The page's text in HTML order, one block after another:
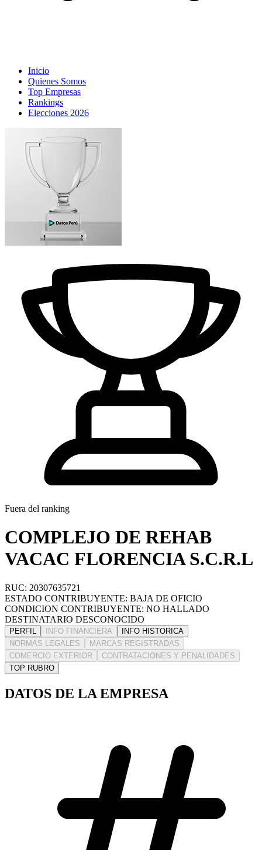
Inicio
Quienes Somos
Top Empresas
Rankings
Elecciones 2026
Fuera del ranking
COMPLEJO DE REHAB
VACAC FLORENCIA S.C.R.L
RUC: 20307635721
ESTADO CONTRIBUYENTE: BAJA DE OFICIO
CONDICION CONTRIBUYENTE: NO HALLADO
DESTINATARIO DESCONOCIDO
PERFIL INFO FINANCIERA
INFO HISTORICA
NORMAS LEGALES
MARCAS REGISTRADAS
COMERCIO EXTERIOR
CONTRATACIONES Y PENALIDADES
TOP RUBRO
DATOS DE LA EMPRESA